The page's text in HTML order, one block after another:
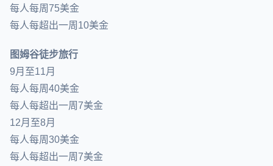
每人每周75美金
每人每超出一周10美金
图姆谷徒步旅行
9月至11月
每人每周40美金
每人每超出一周7美金
12月至8月
每人每周30美金
每人每超出一周7美金